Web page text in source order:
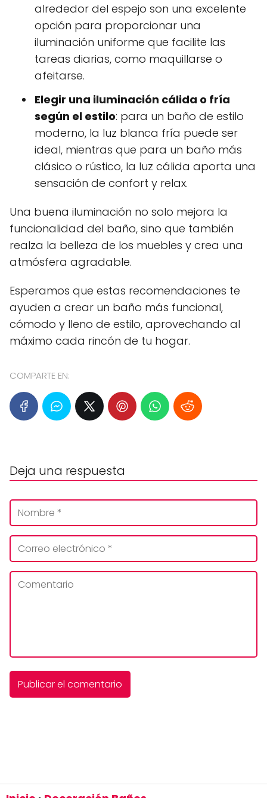
alrededor del espejo son una excelente
opción para proporcionar una
iluminación uniforme que facilite las
tareas diarias, como maquillarse o
afeitarse.
Elegir una iluminación cálida o fría
según el estilo: para un baño de estilo
moderno, la luz blanca fría puede ser
ideal, mientras que para un baño más
clásico o rústico, la luz cálida aporta una
sensación de confort y relax.
Una buena iluminación no solo mejora la
funcionalidad del baño, sino que también
realza la belleza de los muebles y crea una
atmósfera agradable.
Esperamos que estas recomendaciones te
ayuden a crear un baño más funcional,
cómodo y lleno de estilo, aprovechando al
máximo cada rincón de tu hogar.
COMPARTE EN:
Deja una respuesta